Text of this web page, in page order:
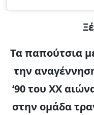
Τα παπούτσια
την
‘90 του XX
στην ομάδα